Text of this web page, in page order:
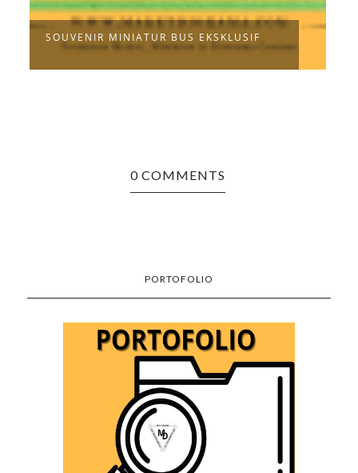
SOUVENIR MINIATUR BUS EKSKLUSIF
0 COMMENTS
PORTOFOLIO